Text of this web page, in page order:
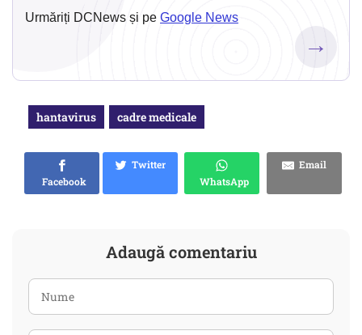
Urmăriți DCNews și pe Google News
→
hantavirus cadre medicale
Facebook
Twitter
WhatsApp
Email
Adaugă comentariu